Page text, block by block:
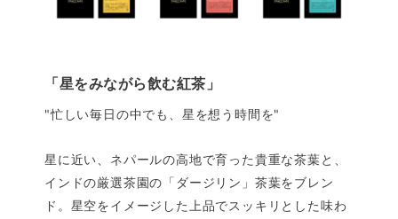
「星をみながら飲む紅茶」
"忙しい毎日の中でも、星を想う時間を"
星に近い、ネパールの高地で育った貴重な茶葉と、
インドの厳選茶園の「ダージリン」茶葉をブレン
ド。星空をイメージした上品でスッキリとした味わ